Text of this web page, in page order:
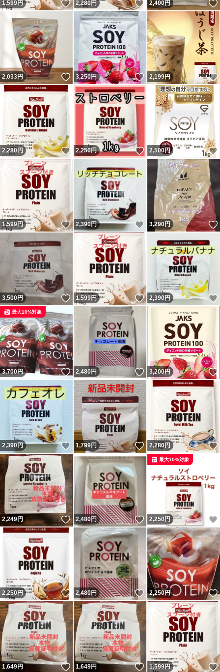
1,599円 いいね！
2,280円 いいね！
2,400円
2,033円 いいね！
3,250円 いいね！
2,199円
2,280円 いいね！
2,250円 いいね！
2,500円
1,599円 いいね！
2,390円 いいね！
3,290円
3,500円 いいね！
1,599円 いいね！
2,390円
3,700円 いいね！
最大10%対象
2,480円 いいね！
3,200円
2,390円 いいね！
1,799円 いいね！
2,280 円
2,249円 いいね！
2,480円 いいね！
2,250 円
最大10%対象
2,250円 いいね！
2,480円 いいね！
2,250円
1,649円 いいね！
1,649円 いいね！
1,599円